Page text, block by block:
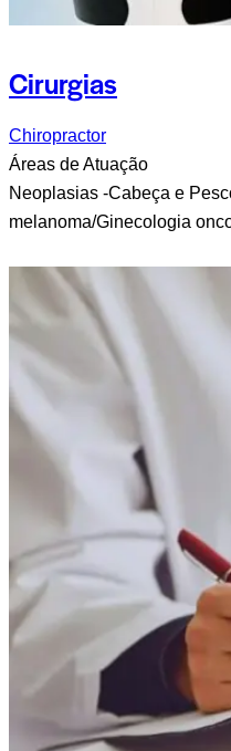
Cirurgias
Chiropractor
Áreas de Atuação
Neoplasias -Cabeça e
melanoma/Ginecologia